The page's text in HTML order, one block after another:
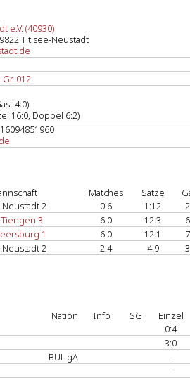
e.V. (40930)
Titisee-Neustadt
012
4:0)
16:0, Doppel 6:2)
Matches Sätze
Neustadt 2 0:6 1:12
Tiengen 3 6:0 12:3
1 6:0 12:1
Neustadt 2 2:4 4:9
Nation Info SG Einzel
0:4
3:0
BUL gA -
-